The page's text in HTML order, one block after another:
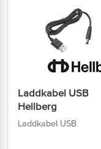
Laddkabel USB
Hellberg
Laddkabel USB